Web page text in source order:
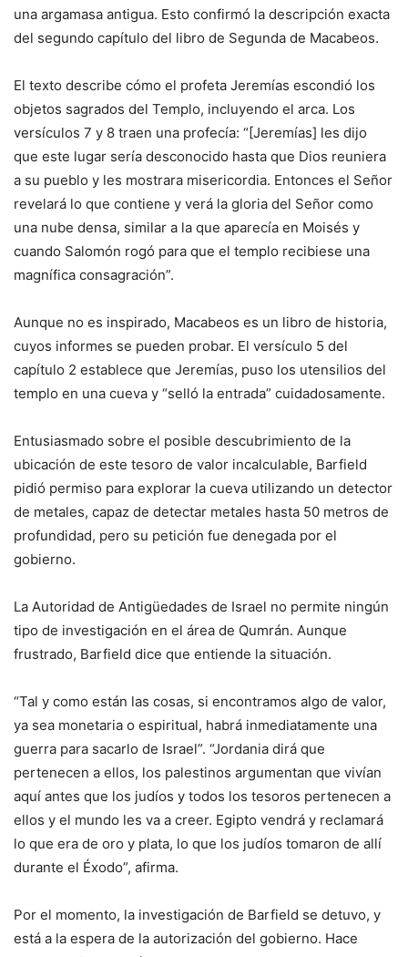
una argamasa antigua. Esto confirmó la descripción exacta
del segundo capítulo del libro de Segunda de Macabeos.
El texto describe cómo el profeta Jeremías escondió los
objetos sagrados del Templo, incluyendo el arca. Los
versículos 7 y 8 traen una profecía: “[Jeremías] les dijo
que este lugar sería desconocido hasta que Dios reuniera
a su pueblo y les mostrara misericordia. Entonces el Señor
revelará lo que contiene y verá la gloria del Señor como
una nube densa, similar a la que aparecía en Moisés y
cuando Salomón rogó para que el templo recibiese una
magnífica consagración”.
Aunque no es inspirado, Macabeos es un libro de historia,
cuyos informes se pueden probar. El versículo 5 del
capítulo 2 establece que Jeremías, puso los utensilios del
templo en una cueva y “selló la entrada” cuidadosamente.
Entusiasmado sobre el posible descubrimiento de la
ubicación de este tesoro de valor incalculable, Barfield
pidió permiso para explorar la cueva utilizando un detector
de metales, capaz de detectar metales hasta 50 metros de
profundidad, pero su petición fue denegada por el
gobierno.
La Autoridad de Antigüedades de Israel no permite ningún
tipo de investigación en el área de Qumrán. Aunque
frustrado, Barfield dice que entiende la situación.
“Tal y como están las cosas, si encontramos algo de valor,
ya sea monetaria o espiritual, habrá inmediatamente una
guerra para sacarlo de Israel”. “Jordania dirá que
pertenecen a ellos, los palestinos argumentan que vivían
aquí antes que los judíos y todos los tesoros pertenecen a
ellos y el mundo les va a creer. Egipto vendrá y reclamará
lo que era de oro y plata, lo que los judíos tomaron de allí
durante el Éxodo”, afirma.
Por el momento, la investigación de Barfield se detuvo, y
está a la espera de la autorización del gobierno. Hace